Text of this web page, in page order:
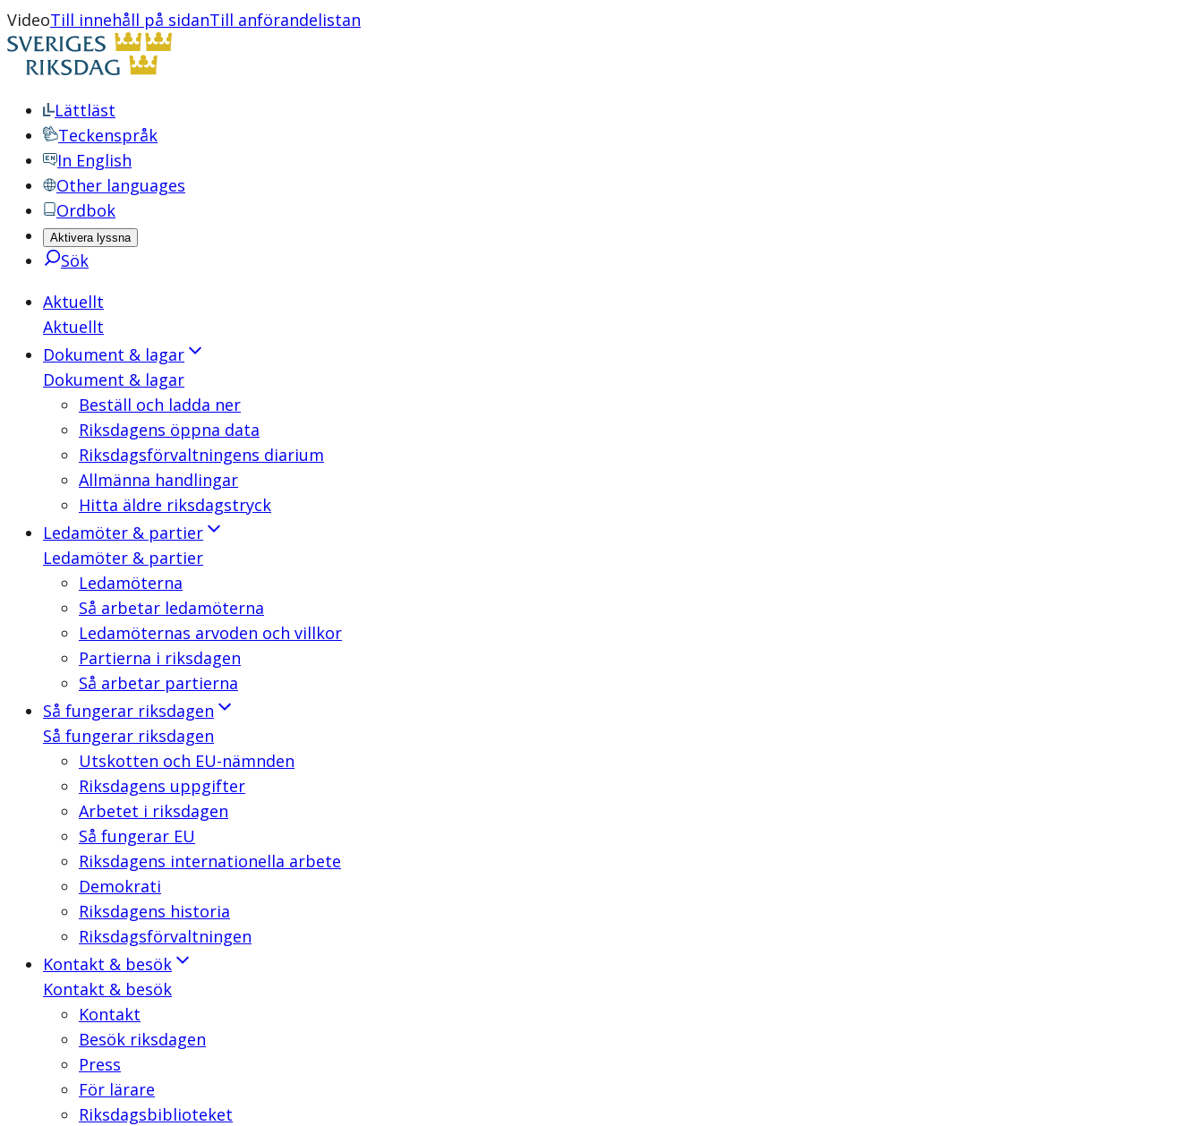
VideoTill innehåll på sidanTill anförandelistan
Lättläst
Teckenspråk
In English
Other languages
Ordbok
Aktivera lyssna
Sök
Aktuellt
Aktuellt
Dokument & lagar
Dokument & lagar
Beställ och ladda ner
Riksdagens öppna data
Riksdagsförvaltningens diarium
Allmänna handlingar
Hitta äldre riksdagstryck
Ledamöter & partier
Ledamöter & partier
Ledamöterna
Så arbetar ledamöterna
Ledamöternas arvoden och villkor
Partierna i riksdagen
Så arbetar partierna
Så fungerar riksdagen
Så fungerar riksdagen
Utskotten och EU-nämnden
Riksdagens uppgifter
Arbetet i riksdagen
Så fungerar EU
Riksdagens internationella arbete
Demokrati
Riksdagens historia
Riksdagsförvaltningen
Kontakt & besök
Kontakt & besök
Kontakt
Besök riksdagen
Press
För lärare
Riksdagsbiblioteket